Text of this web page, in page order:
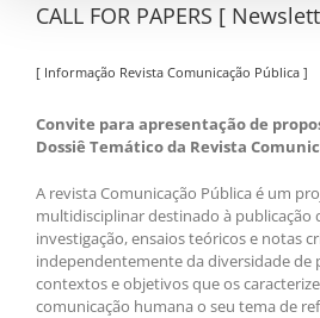
CALL FOR PAPERS [
[ Informação Revista Comunicação Pública ]
Convite para apresentação de
Dossiê Temático da Revista
A revista Comunicação Pública é um
multidisciplinar destinado à publicação
investigação, ensaios teóricos e notas
independentemente da diversidade de
contextos e objetivos que os
comunicação humana o seu tema de